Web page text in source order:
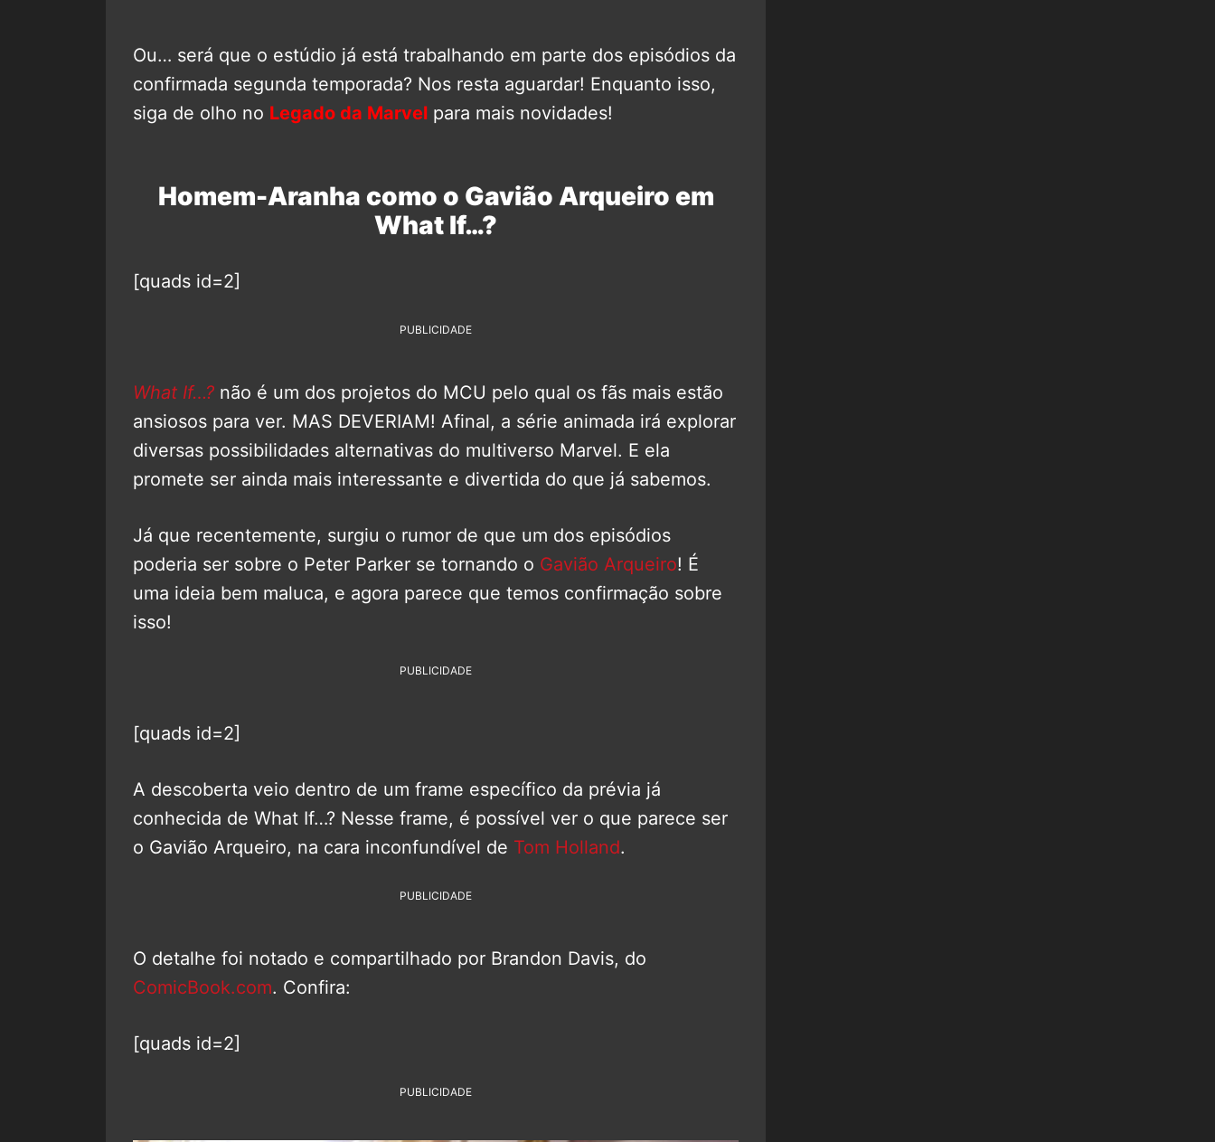
Ou… será que o estúdio já está trabalhando em parte dos episódios da
confirmada segunda temporada? Nos resta aguardar! Enquanto isso,
siga de olho no Legado da Marvel para mais novidades!
Homem-Aranha como o Gavião Arqueiro em
What If…?
[quads id=2]
PUBLICIDADE
What If…? não é um dos projetos do MCU pelo qual os fãs mais estão
ansiosos para ver. MAS DEVERIAM! Afinal, a série animada irá explorar
diversas possibilidades alternativas do multiverso Marvel. E ela
promete ser ainda mais interessante e divertida do que já sabemos.
Já que recentemente, surgiu o rumor de que um dos episódios
poderia ser sobre o Peter Parker se tornando o Gavião Arqueiro! É
uma ideia bem maluca, e agora parece que temos confirmação sobre
isso!
PUBLICIDADE
[quads id=2]
A descoberta veio dentro de um frame específico da prévia já
conhecida de What If…? Nesse frame, é possível ver o que parece ser
o Gavião Arqueiro, na cara inconfundível de Tom Holland.
PUBLICIDADE
O detalhe foi notado e compartilhado por Brandon Davis, do
ComicBook.com. Confira:
[quads id=2]
PUBLICIDADE